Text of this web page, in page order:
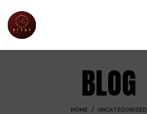
BLOG
HOME UNCATEGORIZED